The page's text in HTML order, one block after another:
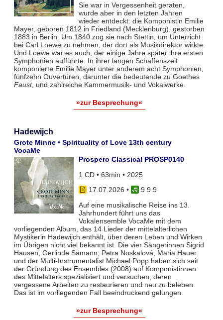
Sie war in Vergessenheit geraten,
wurde aber in den letzten Jahren
wieder entdeckt: die Komponistin Emilie
Mayer, geboren 1812 in Friedland (Mecklenburg), gestorben
1883 in Berlin. Um 1840 zog sie nach Stettin, um Unterricht
bei Carl Loewe zu nehmen, der dort als Musikdirektor wirkte.
Und Loewe war es auch, der einige Jahre später ihre ersten
Symphonien aufführte. In ihrer langen Schaffenszeit
komponierte Emilie Mayer unter anderem acht Symphonien,
fünfzehn Ouvertüren, darunter die bedeutende zu Goethes
Faust, und zahlreiche Kammermusik- und Vokalwerke.
»zur Besprechung«
Hadewijch
Grote Minne • Spirituality of Love 13th century
VocaMe
Prospero Classical PROSP0140
1 CD • 63min • 2025
17.07.2026 •
9 9 9
Auf eine musikalische Reise ins 13.
Jahrhundert führt uns das
Vokalensemble VocaMe mit dem
vorliegenden Album, das 14 Lieder der mittelalterlichen
Mystikerin Hadewijch enthält, über deren Leben und Wirken
im Übrigen nicht viel bekannt ist. Die vier Sängerinnen Sigrid
Hausen, Gerlinde Sämann, Petra Noskalová, Maria Hauer
und der Multi-Instrumentalist Michael Popp haben sich seit
der Gründung des Ensembles (2008) auf Komponistinnen
des Mittelalters spezialisiert und versuchen, deren
vergessene Arbeiten zu restaurieren und neu zu beleben.
Das ist im vorliegenden Fall beeindruckend gelungen.
»zur Besprechung«